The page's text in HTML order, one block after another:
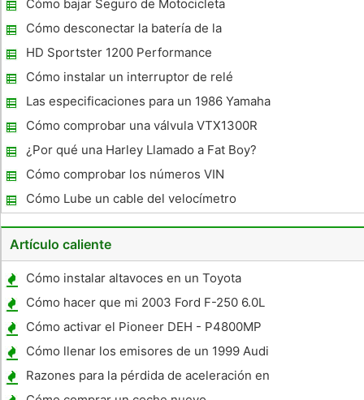
Cómo bajar Seguro de Motocicleta
Cómo desconectar la batería de la
motocicleta
HD Sportster 1200 Performance
Cómo instalar un interruptor de relé
Encienda una motocicleta
Las especificaciones para un 1986 Yamaha
XV 700
Cómo comprobar una válvula VTX1300R
¿Por qué una Harley Llamado a Fat Boy?
Cómo comprobar los números VIN
motocicleta
Cómo Lube un cable del velocímetro
ruidoso en una Gold Wing 1980
Artículo caliente
Cómo instalar altavoces en un Toyota
Corolla
Cómo hacer que mi 2003 Ford F-250 6.0L
Faster
Cómo activar el Pioneer DEH - P4800MP
Manual AUX de entrada
Cómo llenar los emisores de un 1999 Audi
A4
Razones para la pérdida de aceleración en
un Impala